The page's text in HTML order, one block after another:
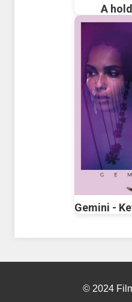
A
Gemini -
© 2024